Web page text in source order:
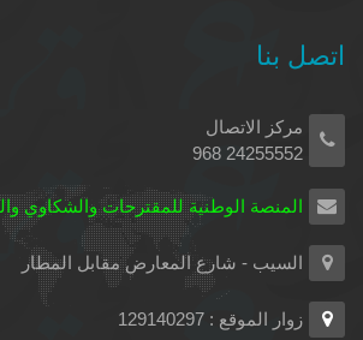
اتصل بنا
مركز الاتصال
24255552 968
المنصة الوطنية للمقترحات والشكاوي
السيب - شارع المعارض مقابل المطار
زوار الموقع : 129140297